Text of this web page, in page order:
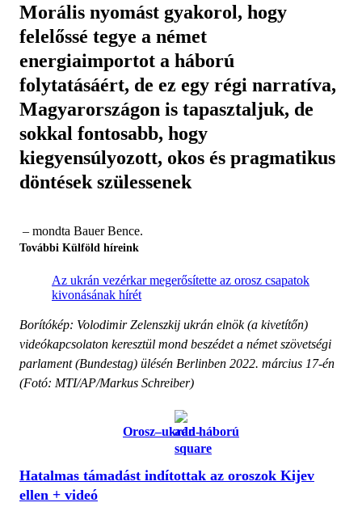
Morális nyomást gyakorol, hogy
felelőssé tegye a német
energiaimportot a háború
folytatásáért, de ez egy régi narratíva,
Magyarországon is tapasztaljuk, de
sokkal fontosabb, hogy
kiegyensúlyozott, okos és pragmatikus
döntések szülessenek
– mondta Bauer Bence.
További Külföld híreink
Az ukrán vezérkar megerősítette az orosz csapatok
kivonásának hírét
Borítókép: Volodimir Zelenszkij ukrán elnök (a kivetítőn)
videókapcsolaton keresztül mond beszédet a német szövetségi
parlament (Bundestag) ülésén Berlinben 2022. március 17-én
(Fotó: MTI/AP/Markus Schreiber)
Orosz–ukrán háború
Hatalmas támadást indítottak az oroszok Kijev
ellen + videó